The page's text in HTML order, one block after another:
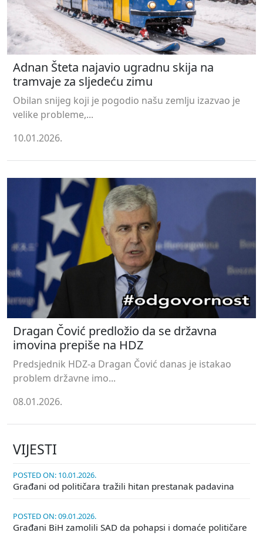
Adnan Šteta najavio ugradnu skija na
tramvaje za sljedeću zimu
Obilan snijeg koji je pogodio našu zemlju izazvao je
velike probleme,...
10.01.2026.
Dragan Čović predložio da se državna
imovina prepiše na HDZ
Predsjednik HDZ-a Dragan Čović danas je istakao
problem državne imo...
08.01.2026.
VIJESTI
POSTED ON: 10.01.2026.
Građani od političara tražili hitan prestanak padavina
POSTED ON: 09.01.2026.
Građani BiH zamolili SAD da pohapsi i domaće političare